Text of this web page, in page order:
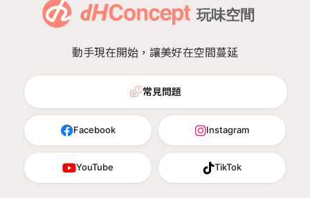
動手現在開始，讓美好在空間蔓延
常見問題
Facebook Instagram
YouTube TikTok